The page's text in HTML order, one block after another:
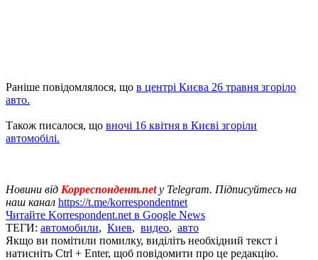
Раніше повідомлялося, що в центрі Києва 26 травня згоріло
авто.
Також писалося, що вночі 16 квітня в Києві згоріли
автомобілі.
Новини від Корреспондент.net у Telegram. Підписуйтесь на
наш канал https://t.me/korrespondentnet
Читайте Korrespondent.net в Google News
ТЕГИ: автомобили, Киев, видео, авто
Якщо ви помітили помилку, виділіть необхідний текст і
натисніть Ctrl + Enter, щоб повідомити про це редакцію.